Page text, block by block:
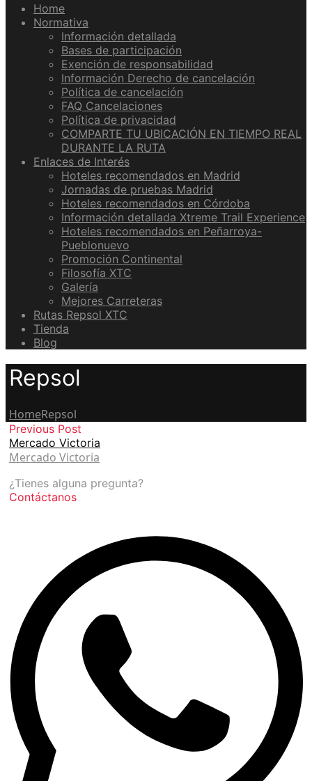
Home
Normativa
Información detallada
Bases de participación
Exención de responsabilidad
Información Derecho de cancelación
Política de cancelación
FAQ Cancelaciones
Política de privacidad
COMPARTE TU UBICACIÓN EN TIEMPO REAL
DURANTE LA RUTA
Enlaces de Interés
Hoteles recomendados en Madrid
Jornadas de pruebas Madrid
Hoteles recomendados en Córdoba
Información detallada Xtreme Trail Experience
Hoteles recomendados en Peñarroya-
Pueblonuevo
Promoción Continental
Filosofía XTC
Galería
Mejores Carreteras
Rutas Repsol XTC
Tienda
Blog
Repsol
HomeRepsol
Previous Post
Mercado Victoria
Mercado Victoria
¿Tienes alguna pregunta?
Contáctanos